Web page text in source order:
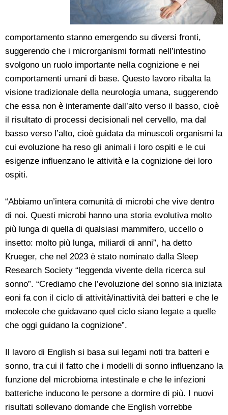
comportamento stanno emergendo su diversi fronti,
suggerendo che i microrganismi formati nell’intestino
svolgono un ruolo importante nella cognizione e nei
comportamenti umani di base. Questo lavoro ribalta la
visione tradizionale della neurologia umana, suggerendo
che essa non è interamente dall’alto verso il basso, cioè
il risultato di processi decisionali nel cervello, ma dal
basso verso l’alto, cioè guidata da minuscoli organismi la
cui evoluzione ha reso gli animali i loro ospiti e le cui
esigenze influenzano le attività e la cognizione dei loro
ospiti.
“Abbiamo un’intera comunità di microbi che vive dentro
di noi. Questi microbi hanno una storia evolutiva molto
più lunga di quella di qualsiasi mammifero, uccello o
insetto: molto più lunga, miliardi di anni”, ha detto
Krueger, che nel 2023 è stato nominato dalla Sleep
Research Society “leggenda vivente della ricerca sul
sonno”. “Crediamo che l’evoluzione del sonno sia iniziata
eoni fa con il ciclo di attività/inattività dei batteri e che le
molecole che guidavano quel ciclo siano legate a quelle
che oggi guidano la cognizione”.
Il lavoro di English si basa sui legami noti tra batteri e
sonno, tra cui il fatto che i modelli di sonno influenzano la
funzione del microbioma intestinale e che le infezioni
batteriche inducono le persone a dormire di più. I nuovi
risultati sollevano domande che English vorrebbe